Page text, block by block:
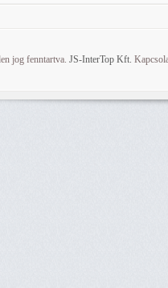
jog fenntartva. JS-InterTop Kft.